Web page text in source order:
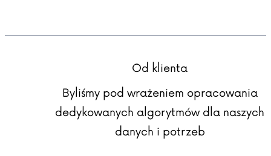
Od klienta
Byliśmy pod wrażeniem opracowania
dedykowanych algorytmów dla naszych
danych i potrzeb